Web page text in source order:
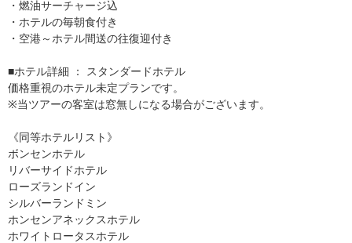
・燃油サーチャージ込
・ホテルの毎朝食付き
・空港～ホテル間送の往復迎付き
■ホテル詳細 ： スタンダードホテル
価格重視のホテル未定プランです。
※当ツアーの客室は窓無しになる場合がございます。
《同等ホテルリスト》
ボンセンホテル
リバーサイドホテル
ローズランドイン
シルバーランドミン
ホンセンアネックスホテル
ホワイトロータスホテル